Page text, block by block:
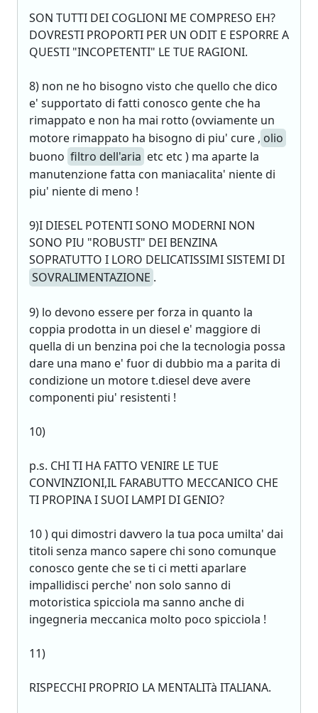
SON TUTTI DEI COGLIONI ME COMPRESO EH?
DOVRESTI PROPORTI PER UN ODIT E ESPORRE A
QUESTI "INCOPETENTI" LE TUE RAGIONI.
8) non ne ho bisogno visto che quello che dico
e' supportato di fatti conosco gente che ha
rimappato e non ha mai rotto (ovviamente un
motore rimappato ha bisogno di piu' cure , olio
buono filtro dell'aria etc etc ) ma aparte la
manutenzione fatta con maniacalita' niente di
piu' niente di meno !
9)I DIESEL POTENTI SONO MODERNI NON
SONO PIU "ROBUSTI" DEI BENZINA
SOPRATUTTO I LORO DELICATISSIMI SISTEMI DI
SOVRALIMENTAZIONE .
9) lo devono essere per forza in quanto la
coppia prodotta in un diesel e' maggiore di
quella di un benzina poi che la tecnologia possa
dare una mano e' fuor di dubbio ma a parita di
condizione un motore t.diesel deve avere
componenti piu' resistenti !
10)
p.s. CHI TI HA FATTO VENIRE LE TUE
CONVINZIONI,IL FARABUTTO MECCANICO CHE
TI PROPINA I SUOI LAMPI DI GENIO?
10 ) qui dimostri davvero la tua poca umilta' dai
titoli senza manco sapere chi sono comunque
conosco gente che se ti ci metti aparlare
impallidisci perche' non solo sanno di
motoristica spicciola ma sanno anche di
ingegneria meccanica molto poco spicciola !
11)
RISPECCHI PROPRIO LA MENTALITà ITALIANA.